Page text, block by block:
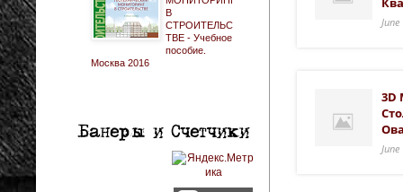
3D
В
СТРОИТЕЛЬС
ТВЕ - Учебное
пособие.
Москва 2016